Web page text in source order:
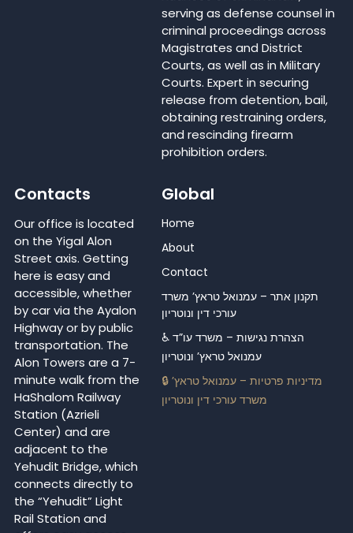
serving as defense counsel in
criminal proceedings across
Magistrates and District
Courts, as well as in Military
Courts. Expert in securing
release from detention, bail,
obtaining restraining orders,
and rescinding firearm
prohibition orders.
Contacts
Our office is located
on the Yigal Alon
Street axis. Getting
here is easy and
accessible, whether
by car via the Ayalon
Highway or by public
transportation. The
Alon Towers are a 7-
minute walk from the
HaShalom Railway
Station (Azrieli
Center) and are
adjacent to the
Yehudit Bridge, which
connects directly to
the “Yehudit” Light
Rail Station and
Global
Home
About
Contact
תקנון אתר – עמנואל טראץ’ משרד
עורכי דין ונוטריון
♿ הצהרת נגישות – משרד עו”ד
עמנואל טראץ’ ונוטריון
🔒 מדיניות פרטיות – עמנואל טראץ’
משרד עורכי דין ונוטריון